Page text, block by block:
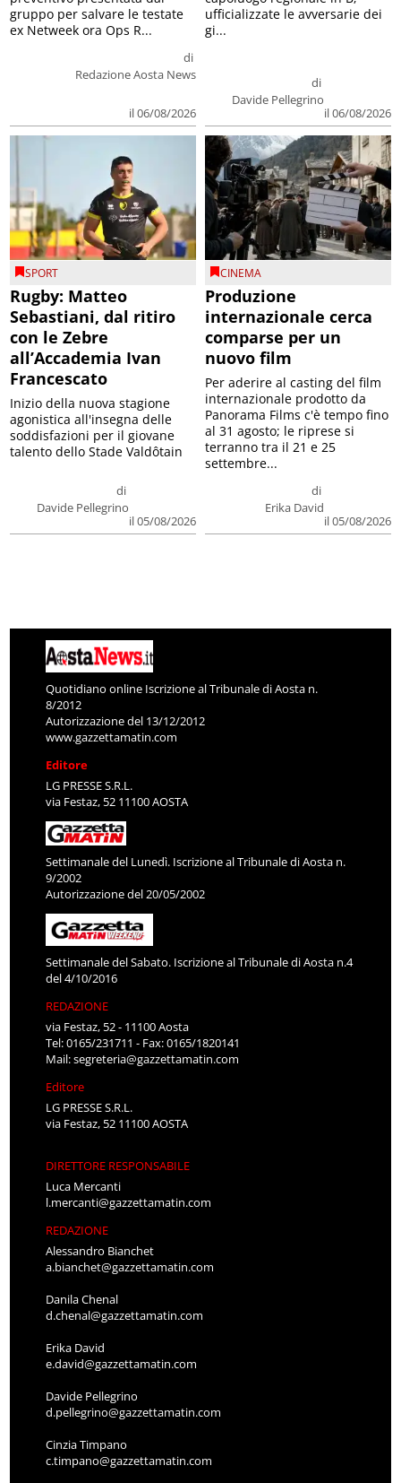
di
Redazione Aosta News
il 06/08/2026
gruppo per salvare le testate
ex Netweek ora Ops R...
di
Davide Pellegrino
il 06/08/2026
ufficializzate le avversarie dei
gi...
SPORT
Rugby: Matteo
Sebastiani, dal ritiro
con le Zebre
all’Accademia Ivan
Francescato
di
Davide Pellegrino
il 05/08/2026
Inizio della nuova stagione
agonistica all'insegna delle
soddisfazioni per il giovane
talento dello Stade Valdôtain
CINEMA
Produzione
internazionale cerca
comparse per un
nuovo film
di
Erika David
il 05/08/2026
Per aderire al casting del film
internazionale prodotto da
Panorama Films c'è tempo fino
al 31 agosto; le riprese si
terranno tra il 21 e 25
settembre...
Quotidiano online Iscrizione al Tribunale di Aosta n.
8/2012
Autorizzazione del 13/12/2012
www.gazzettamatin.com
Editore
LG PRESSE S.R.L.
via Festaz, 52 11100 AOSTA
Settimanale del Lunedì. Iscrizione al Tribunale di Aosta n.
9/2002
Autorizzazione del 20/05/2002
Settimanale del Sabato. Iscrizione al Tribunale di Aosta n.4
del 4/10/2016
REDAZIONE
via Festaz, 52 - 11100 Aosta
Tel: 0165/231711 - Fax: 0165/1820141
Mail:segreteria@gazzettamatin.com
Editore
LG PRESSE S.R.L.
via Festaz, 52 11100 AOSTA
DIRETTORE RESPONSABILE
Luca Mercanti
l.mercanti@gazzettamatin.com
REDAZIONE
Alessandro Bianchet
a.bianchet@gazzettamatin.com
Danila Chenal
d.chenal@gazzettamatin.com
Erika David
e.david@gazzettamatin.com
Davide Pellegrino
d.pellegrino@gazzettamatin.com
Cinzia Timpano
c.timpano@gazzettamatin.com